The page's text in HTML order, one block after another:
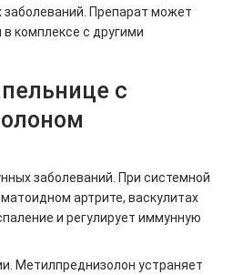
Препарат может
комплексе с другими
с
заболеваний. При системной
артрите, васкулитах
и регулирует иммунную
Метилпреднизолон устраняет